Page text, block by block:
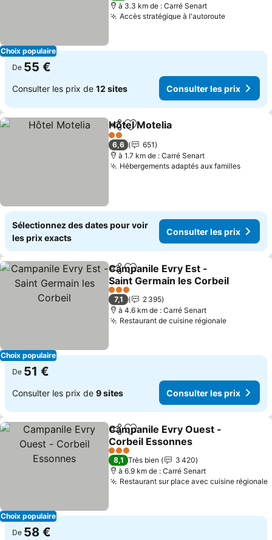
Choix populaire
à 3.3 km de : Carré Senart
Accès stratégique à l'autoroute
De 55 €
Consulter les prix de 12 sites Consulter les prix
PartagerAjouter à mes favoris
Hôtel Motelia
2 Étoiles
6,6
651
à 1.7 km de : Carré Senart
Hébergements adaptés aux familles
Sélectionnez des dates pour voir
les prix exacts
Consulter les prix
Choix populaire
PartagerAjouter à mes favoris
Campanile Evry Est -
Saint Germain les Corbeil
Consulter les prix
3 Étoiles
7,1
2 395
à 4.6 km de : Carré Senart
Restaurant de cuisine régionale
De 51 €
Consulter les prix de 9 sites Consulter les prix
Choix populaire
PartagerAjouter à mes favoris
Campanile Evry Ouest -
Corbeil Essonnes
Consulter les prix
3 Étoiles
8,1 Très bien
3 420
à 6.9 km de : Carré Senart
Restaurant sur place avec cuisine régionale
De 58 €